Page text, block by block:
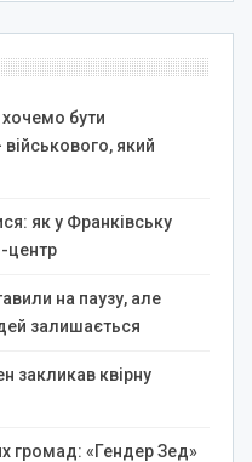
бути
який
як у Франківську
центр
на паузу, але
залишається
закликав квірну
громад: «Гендер Зед»